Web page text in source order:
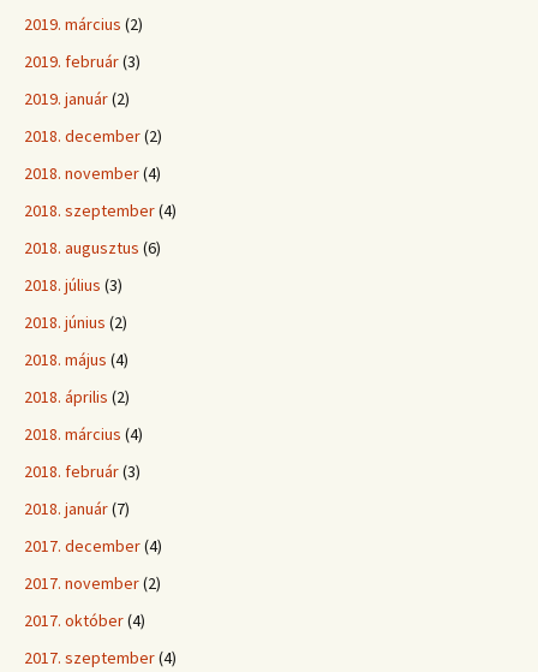
2019. március (2)
2019. február(3)
2019. január(2)
2018. december(2)
2018. november(4)
2018. szeptember(4)
2018. augusztus (6)
2018. július (3)
2018. június (2)
2018. május (4)
2018. április (2)
2018. március (4)
2018. február(3)
2018. január(7)
2017. december(4)
2017. november(2)
2017. október(4)
2017. szeptember(4)